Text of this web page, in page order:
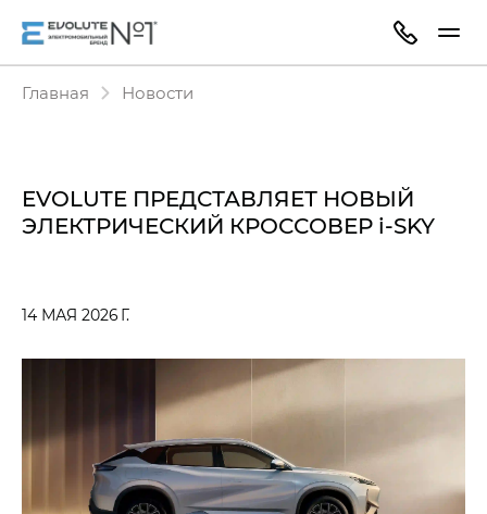
Главная Новости
EVOLUTE ПРЕДСТАВЛЯЕТ НОВЫЙ
ЭЛЕКТРИЧЕСКИЙ КРОССОВЕР i‑SKY
14 МАЯ 2026 Г.